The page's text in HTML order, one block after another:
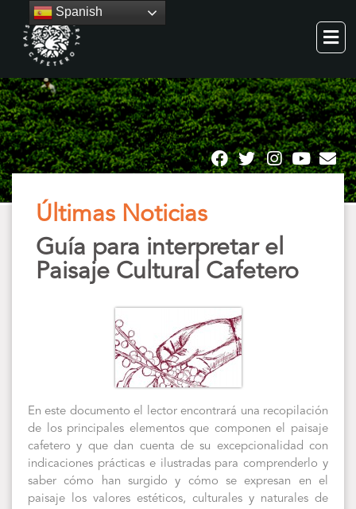
Últimas Noticias
Guía para interpretar el
Paisaje Cultural Cafetero
En este documento el lector encontrará una recopilación
de los principales elementos que componen el paisaje
cafetero y que dan cuenta de su excepcionalidad con
indicaciones prácticas e ilustradas para comprenderlo y
saber cómo han surgido y cómo se expresan en el
paisaje los valores estéticos, culturales y naturales de
Spanish